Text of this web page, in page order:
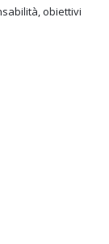
obiettivi